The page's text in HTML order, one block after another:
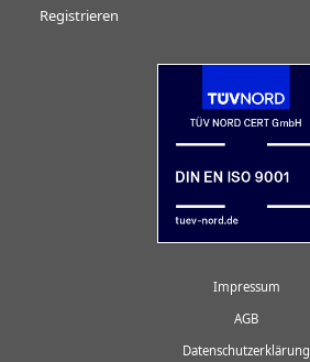
Registrieren
Impressum
AGB
Datenschutzerklärung